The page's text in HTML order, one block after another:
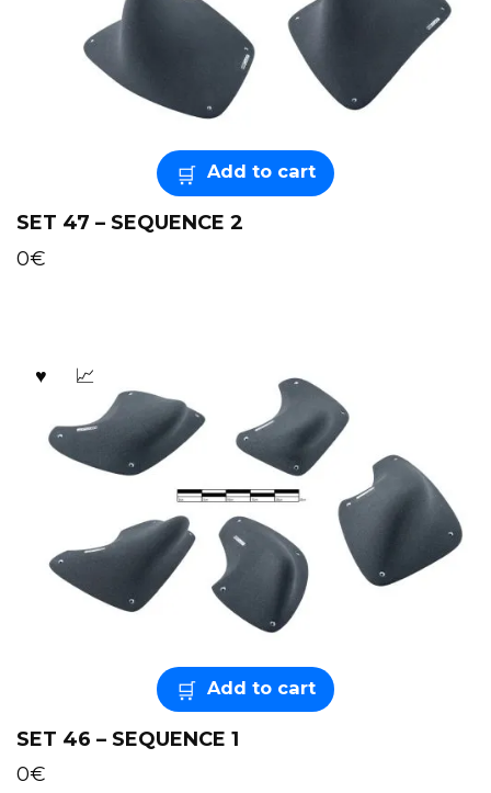
Add to cart
SET 47 – SEQUENCE 2
0€
Add to cart
SET 46 – SEQUENCE 1
0€